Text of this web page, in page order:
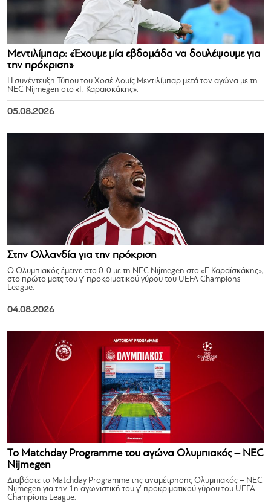
Μεντιλίμπαρ: «Έχουμε μία εβδομάδα να δουλέψουμε για
την πρόκριση»
Η συνέντευξη Τύπου του Χοσέ Λουίς Μεντιλίμπαρ μετά τον αγώνα με τη
NEC Nijmegen στο «Γ. Καραϊσκάκης».
05.08.2026
Στην Ολλανδία για την πρόκριση
Ο Ολυμπιακός έμεινε στο 0-0 με τη NEC Nijmegen στο «Γ. Καραϊσκάκης»,
στο πρώτο ματς του γ’ προκριματικού γύρου του UEFA Champions
League.
04.08.2026
Το Matchday Programme του αγώνα Ολυμπιακός – NEC
Nijmegen
Διαβάστε το Matchday Programme της αναμέτρησης Ολυμπιακός – NEC
Nijmegen για την 1η αγωνιστική του γ’ προκριματικού γύρου του UEFA
Champions League.